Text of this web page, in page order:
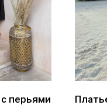
перьями